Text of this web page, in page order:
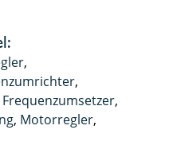
,
,
Frequenzumsetzer,
, Motorregler,